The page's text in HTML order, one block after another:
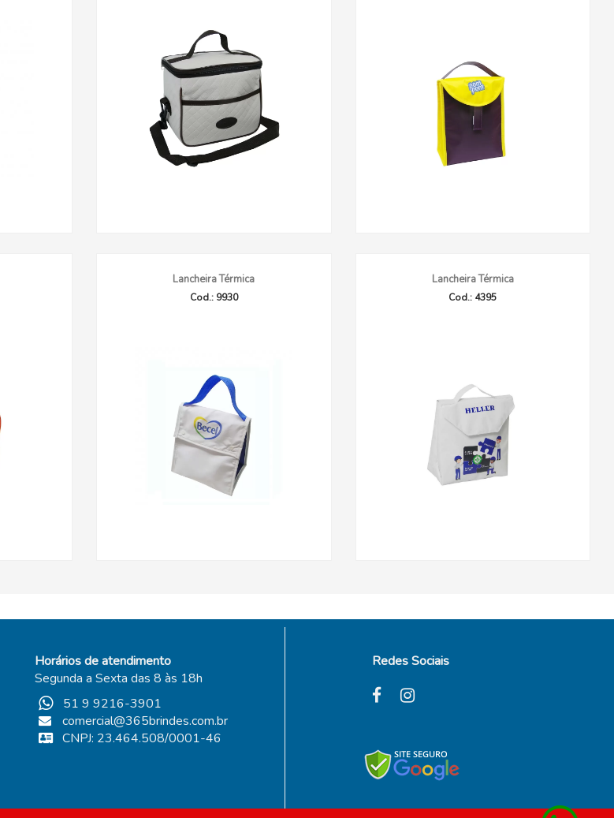
Lancheira Térmica
Cod.: 9930
Lancheira Térmica
Cod.: 4395
Horários de atendimento
Segunda a Sexta das 8 às 18h
51 9 9216-3901
comercial@365brindes.com.br
CNPJ: 23.464.508/0001-46
Redes Sociais